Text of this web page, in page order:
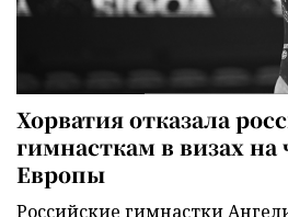
Хорватия отказала
гимнасткам в визах
Европы
Российские гимнастки